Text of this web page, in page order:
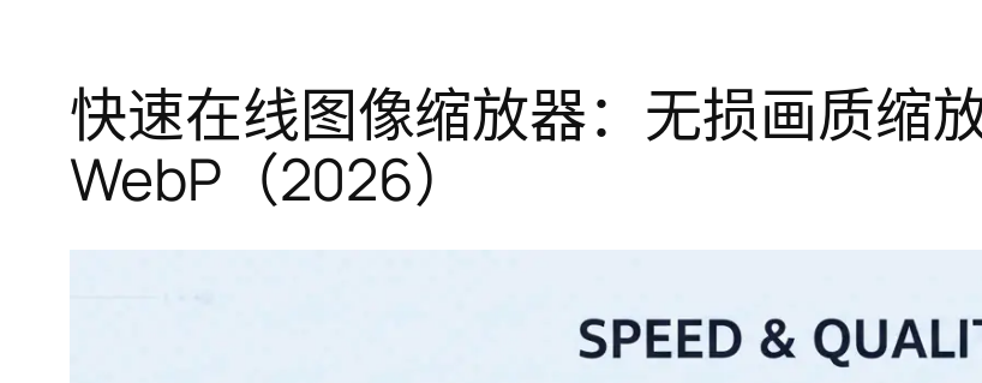
快速在线图像缩放器：无损画质缩
WebP（2026）